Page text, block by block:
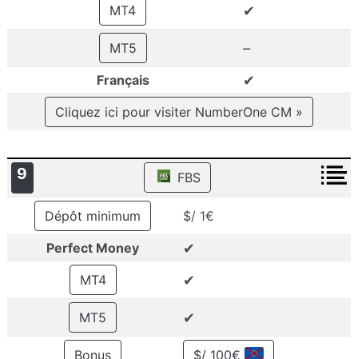
MT4 ✔
MT5 –
Français ✔
Cliquez ici pour visiter NumberOne CM »
9 FBS
Dépôt minimum
$/ 1€
Perfect Money
✔
MT4 ✔
MT5 ✔
Bonus $/ 100€